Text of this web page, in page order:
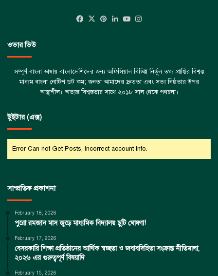
Facebook
X Pinterest
LinkedInYouTube
ওভার ভিউ
সম্পূর্ণ বাংলা ভাষায় বাংলাদেশিদের জন্য অফিসিয়াল বিভিন্ন নির্ভূল তথ্য প্রাপ্তির বিশ্বস্ত
মাধ্যম বাংলা নোটিশ ডট কম; জনতা আমাদের দ্রুততা এবং সত্য নিষ্ঠতার উপর
আস্থাশীল। অত্যন্ত বিশ্বস্ততার সাথে ২০১৮ সাল থেকে পথচলা।
টুইটার (এক্স)
Error Can not Get Posts, Incorrect account info.
সাম্প্রতিক প্রকাশনা
February 18, 2026
পুরো রমজান মাস জুড়ে মাধ্যমিক বিদ্যালয় ছুটি ঘোষণা!
February 17, 2026
বেসরকারি শিক্ষা প্রতিষ্ঠানের আর্থিক স্বচ্ছতা ও জবাবদিহিতা সংক্রান্ত নীতিমালা,
২০২৬ এর গুরুত্বপূর্ণ বিষয়াদি
February 15, 2026